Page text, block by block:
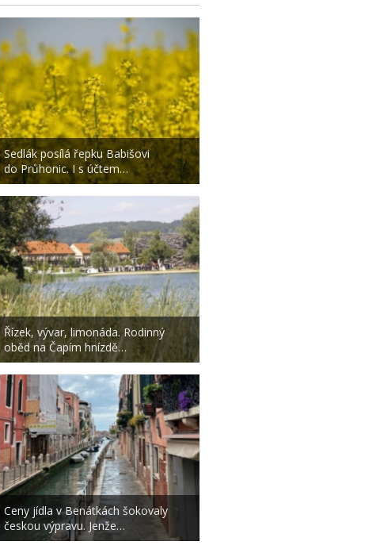
Sedlák posílá řepku Babišovi
do Průhonic. I s účtem…
Řízek, vývar, limonáda. Rodinný
oběd na Čapím hnízdě…
Ceny jídla v Benátkách šokovaly
českou výpravu. Jenže…